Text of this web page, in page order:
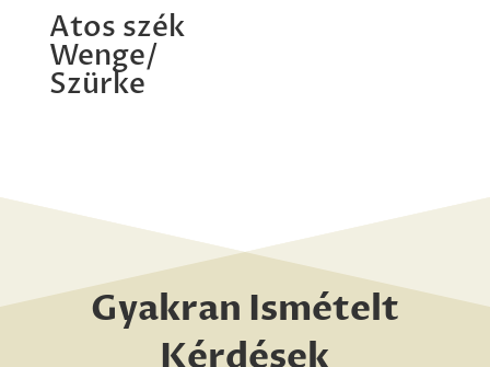
Atos szék
Wenge/
Szürke
Gyakran Ismételt
Kérdések